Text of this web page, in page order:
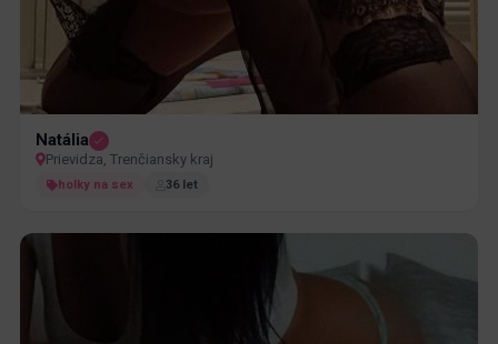
Natália
Prievidza, Trenčiansky kraj
holky na sex 36 let